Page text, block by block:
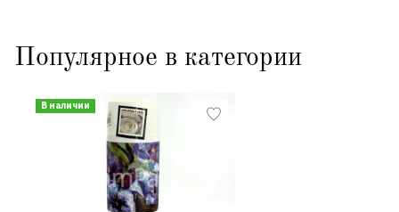
Популярное в категории
В наличии